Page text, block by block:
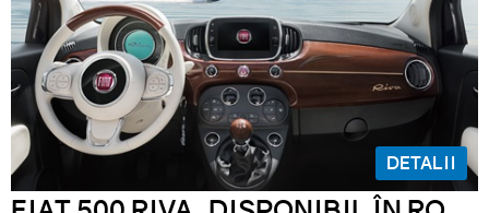
DETALII